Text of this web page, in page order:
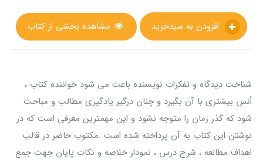
مشاهده بخشی از کتاب
شناخت دیدگاه و تفکرات نویسنده باعث می شود خواننده کتاب ،
أنس بیشتری با آن بگیرد و چنان درگیر یادگیری مطالب و مباحث
شود که گذر زمان را متوجه نشود و این مهمترین معرفی است که در
نوشتن این کتاب به آن پرداخته شده است .مکتوب حاضر در قالب
اهداف مطالعه ، شرح درس ، نمودار خلاصه و نکات پایان جهت جمع